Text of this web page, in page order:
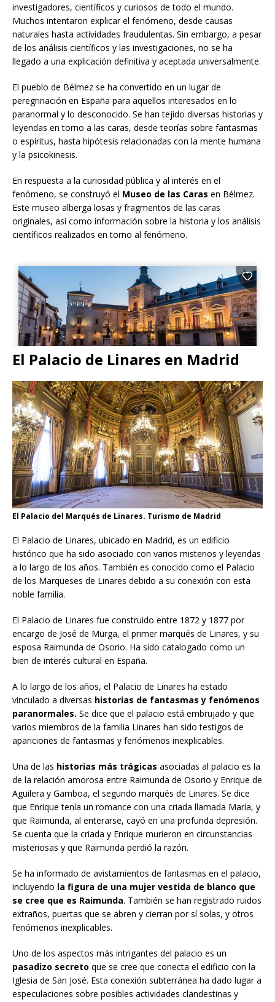
investigadores, científicos y curiosos de todo el mundo.
Muchos intentaron explicar el fenómeno, desde causas
naturales hasta actividades fraudulentas. Sin embargo, a pesar
de los análisis científicos y las investigaciones, no se ha
llegado a una explicación definitiva y aceptada universalmente.
El pueblo de Bélmez se ha convertido en un lugar de
peregrinación en España para aquellos interesados en lo
paranormal y lo desconocido. Se han tejido diversas historias y
leyendas en torno a las caras, desde teorías sobre fantasmas
o espíritus, hasta hipótesis relacionadas con la mente humana
y la psicokinesis.
En respuesta a la curiosidad pública y al interés en el
fenómeno, se construyó el Museo de las Caras en Bélmez.
Este museo alberga losas y fragmentos de las caras
originales, así como información sobre la historia y los análisis
científicos realizados en torno al fenómeno.
El Palacio de Linares en Madrid
El Palacio del Marqués de Linares. Turismo de Madrid
El Palacio de Linares, ubicado en Madrid, es un edificio
histórico que ha sido asociado con varios misterios y leyendas
a lo largo de los años. También es conocido como el Palacio
de los Marqueses de Linares debido a su conexión con esta
noble familia.
El Palacio de Linares fue construido entre 1872 y 1877 por
encargo de José de Murga, el primer marqués de Linares, y su
esposa Raimunda de Osorio. Ha sido catalogado como un
bien de interés cultural en España.
A lo largo de los años, el Palacio de Linares ha estado
vinculado a diversas historias de fantasmas y fenómenos
paranormales. Se dice que el palacio está embrujado y que
varios miembros de la familia Linares han sido testigos de
apariciones de fantasmas y fenómenos inexplicables.
Una de las historias más trágicas asociadas al palacio es la
de la relación amorosa entre Raimunda de Osorio y Enrique de
Aguilera y Gamboa, el segundo marqués de Linares. Se dice
que Enrique tenía un romance con una criada llamada María, y
que Raimunda, al enterarse, cayó en una profunda depresión.
Se cuenta que la criada y Enrique murieron en circunstancias
misteriosas y que Raimunda perdió la razón.
Se ha informado de avistamientos de fantasmas en el palacio,
incluyendo la figura de una mujer vestida de blanco que
se cree que es Raimunda. También se han registrado ruidos
extraños, puertas que se abren y cierran por sí solas, y otros
fenómenos inexplicables.
Uno de los aspectos más intrigantes del palacio es un
pasadizo secreto que se cree que conecta el edificio con la
Iglesia de San José. Esta conexión subterránea ha dado lugar a
especulaciones sobre posibles actividades clandestinas y